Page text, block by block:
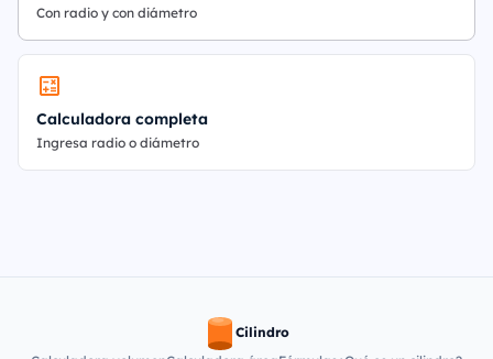
Con radio y con diámetro
Calculadora completa
Ingresa radio o diámetro
Cilindro